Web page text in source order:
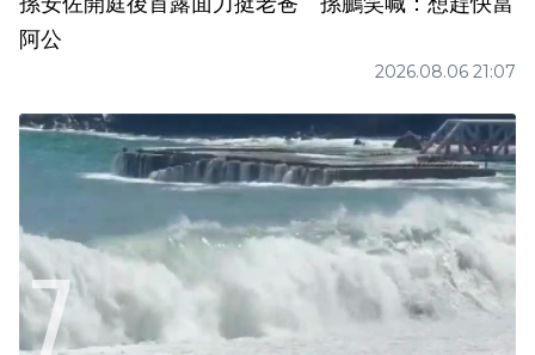
阿公
2026.08.06 21:07